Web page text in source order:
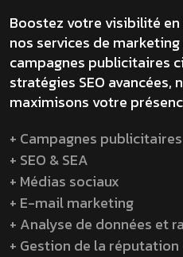
Boostez votre visibilité en
nos services de
campagnes publicitaires
stratégies SEO avancées,
maximisons votre
+ Campagnes
+ SEO & SEA
+ Médias sociaux
+ E-mail marketing
+ Analyse de données et
+ Gestion de la réputation